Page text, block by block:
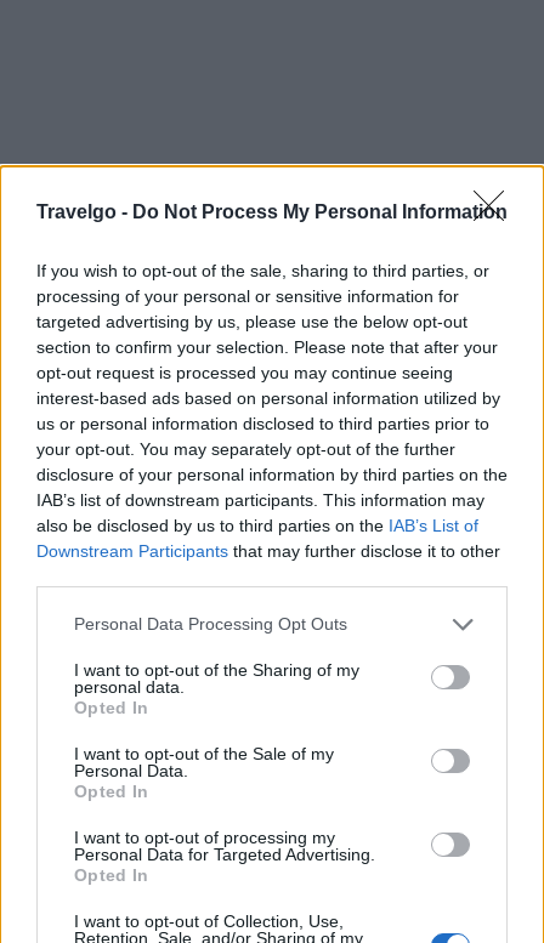
Travelgo - Do Not Process My Personal Information
If you wish to opt-out of the sale, sharing to third parties, or
processing of your personal or sensitive information for
targeted advertising by us, please use the below opt-out
section to confirm your selection. Please note that after your
opt-out request is processed you may continue seeing
interest-based ads based on personal information utilized by
us or personal information disclosed to third parties prior to
your opt-out. You may separately opt-out of the further
disclosure of your personal information by third parties on the
IAB’s list of downstream participants. This information may
also be disclosed by us to third parties on the IAB’s List of
Downstream Participants that may further disclose it to other
Please note that this website/app uses one or more Google
not limited to your visit or usage behaviour. You may click to
grant or deny consent to Google and its third-party tags to
use your data for below specified purposes in below Google
consent section.
Personal Data Processing Opt Outs
I want to opt-out of the Sharing of my
personal data.
Opted In
I want to opt-out of the Sale of my
Personal Data.
Opted In
I want to opt-out of processing my
Personal Data for Targeted Advertising.
Opted In
I want to opt-out of Collection, Use,
Retention, Sale, and/or Sharing of my
Ένας παράδεισος για
φυσιολάτρες
Πηγή: Shutterstock